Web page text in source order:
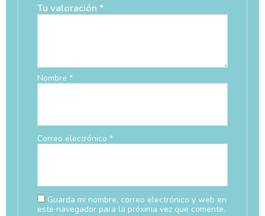
Tu valoración *
Nombre *
Correo electrónico *
Guarda mi nombre, correo electrónico y web en
este navegador para la próxima vez que comente.